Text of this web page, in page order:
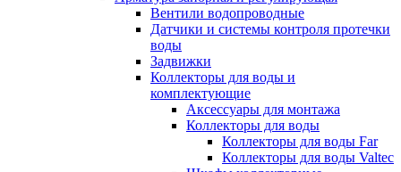
Вентили водопроводные
Датчики и системы контроля протечки
воды
Задвижки
Коллекторы для воды и
комплектующие
Аксессуары для монтажа
Коллекторы для воды
Коллекторы для воды Far
Коллекторы для воды Valtec